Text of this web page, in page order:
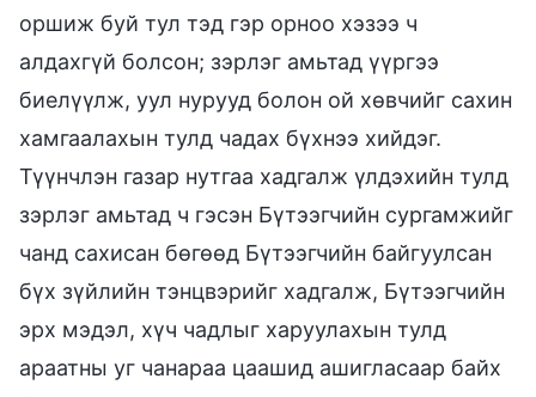
оршиж буй тул тэд гэр орноо хэзээ ч
алдахгүй болсон; зэрлэг амьтад үүргээ
биелүүлж, уул нурууд болон ой хөвчийг сахин
хамгаалахын тулд чадах бүхнээ хийдэг.
Түүнчлэн газар нутгаа хадгалж үлдэхийн тулд
зэрлэг амьтад ч гэсэн Бүтээгчийн сургамжийг
чанд сахисан бөгөөд Бүтээгчийн байгуулсан
бүх зүйлийн тэнцвэрийг хадгалж, Бүтээгчийн
эрх мэдэл, хүч чадлыг харуулахын тулд
араатны уг чанараа цаашид ашигласаар байх